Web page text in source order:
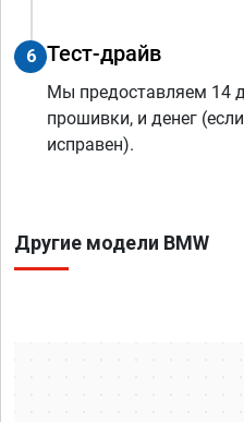
6 Тест-драйв
Мы предоставляем 14
прошивки, и денег
исправен).
Другие модели BMW